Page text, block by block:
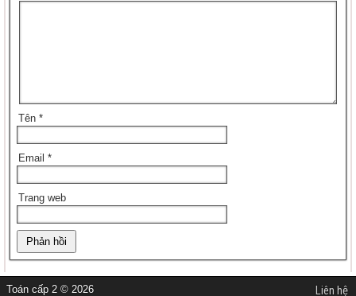
Tên *
Email *
Trang web
Toán cấp 2 © 2026 Liên hệ